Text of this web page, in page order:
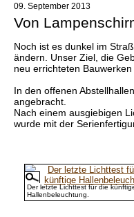
09. September 2013
Von
Noch ist es dunkel im
ändern. Unser Ziel, die
neu errichteten
In den offenen
angebracht.
Nach einem ausgiebigen
wurde mit der
Der letzte Lichttest für die
Hallenbeleuchtung.